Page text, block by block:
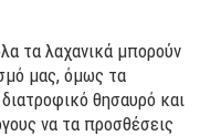
τα λαχανικά μπορούν
μας, όμως τα
θησαυρό και
να τα προσθέσεις